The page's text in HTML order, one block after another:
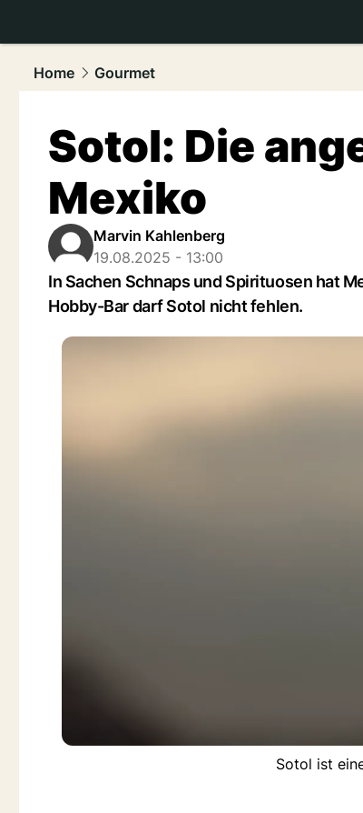
Home
Gourmet
Sotol: Die
Mexiko
Marvin Kahlenberg
19.08.2025 - 13:00
In Sachen Schnaps und Spirituosen hat
Hobby-Bar darf Sotol nicht fehlen.
Sotol ist